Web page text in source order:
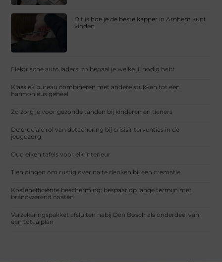
Dit is hoe je de beste kapper in Arnhem kunt
vinden
Elektrische auto laders: zo bepaal je welke jij nodig hebt
Klassiek bureau combineren met andere stukken tot een
harmonieus geheel
Zo zorg je voor gezonde tanden bij kinderen en tieners
De cruciale rol van detachering bij crisisinterventies in de
jeugdzorg
Oud eiken tafels voor elk interieur
Tien dingen om rustig over na te denken bij een crematie
Kostenefficiënte bescherming: bespaar op lange termijn met
brandwerend coaten
Verzekeringspakket afsluiten nabij Den Bosch als onderdeel van
een totaalplan